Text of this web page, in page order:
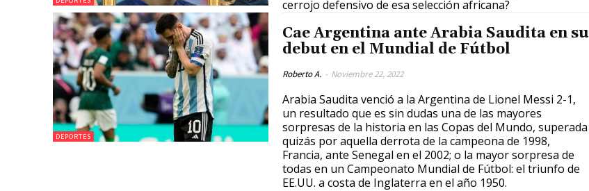
cerrojo defensivo de esa selección africana?
DEPORTES
Cae Argentina ante Arabia Saudita en su
debut en el Mundial de Fútbol
Roberto A. - Noviembre 22, 2022
Arabia Saudita venció a la Argentina de Lionel Messi 2-1,
un resultado que es sin dudas una de las mayores
sorpresas de la historia en las Copas del Mundo, superada
quizás por aquella derrota de la campeona de 1998,
Francia, ante Senegal en el 2002; o la mayor sorpresa de
todas en un Campeonato Mundial de Fútbol: el triunfo de
EE.UU. a costa de Inglaterra en el año 1950.